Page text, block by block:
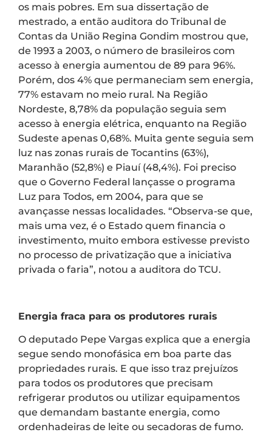
os mais pobres. Em sua dissertação de
mestrado, a então auditora do Tribunal de
Contas da União Regina Gondim mostrou que,
de 1993 a 2003, o número de brasileiros com
acesso à energia aumentou de 89 para 96%.
Porém, dos 4% que permaneciam sem energia,
77% estavam no meio rural. Na Região
Nordeste, 8,78% da população seguia sem
acesso à energia elétrica, enquanto na Região
Sudeste apenas 0,68%. Muita gente seguia sem
luz nas zonas rurais de Tocantins (63%),
Maranhão (52,8%) e Piauí (48,4%). Foi preciso
que o Governo Federal lançasse o programa
Luz para Todos, em 2004, para que se
avançasse nessas localidades. “Observa-se que,
mais uma vez, é o Estado quem financia o
investimento, muito embora estivesse previsto
no processo de privatização que a iniciativa
privada o faria”, notou a auditora do TCU.
Energia fraca para os produtores rurais
O deputado Pepe Vargas explica que a energia
segue sendo monofásica em boa parte das
propriedades rurais. E que isso traz prejuízos
para todos os produtores que precisam
refrigerar produtos ou utilizar equipamentos
que demandam bastante energia, como
ordenhadeiras de leite ou secadoras de fumo.